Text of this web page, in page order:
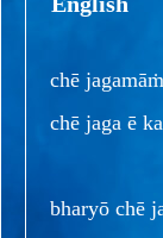
chē
chē jaga ē
bharyō chē